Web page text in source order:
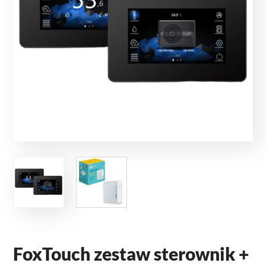
FoxTouch zestaw sterownik +